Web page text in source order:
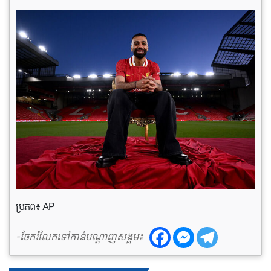
ប្រភព៖ AP
-ចែករំលែកទៅកាន់បណ្តាញសង្គម៖